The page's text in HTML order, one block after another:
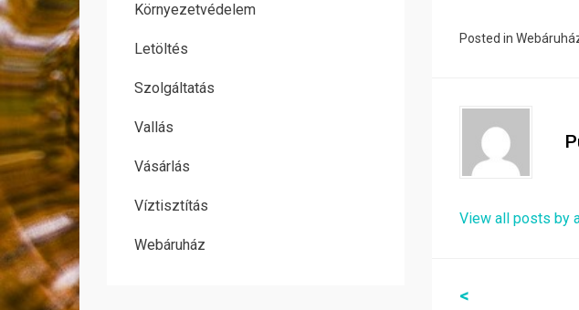
Posted in
View all posts by
Bejegyzés
<
Környezetvédelem
Letöltés
Szolgáltatás
Vallás
Vásárlás
Víztisztítás
Webáruház